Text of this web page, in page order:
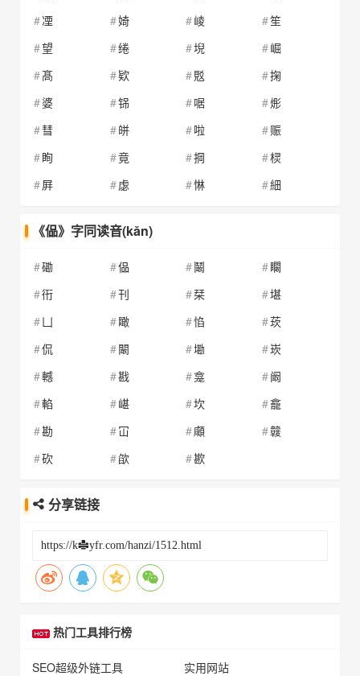
凐
婍 崚
笙
望
绻 堄
崛
髙
欵 覐
掬
婆
铞 啹
烿
彗
皏 啦
赈
眴
竟 掆
棂
屛
虙 惏 細
《偘》字同读音(kǎn)
磡 偘 鬫
矙
衎
刊 栞
堪
凵
瞰 惂
莰
侃
闞 墈
崁
轗
戡 龛
阚
輡
嵁 坎
龕
勘
冚 顑
竷
砍
欿 歁
分享链接
热门工具排行榜
SEO超级外链工具
实用网站